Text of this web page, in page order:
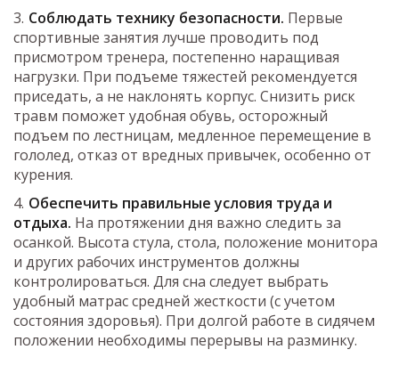
Соблюдать технику безопасности. Первые
спортивные занятия лучше проводить под
присмотром тренера, постепенно наращивая
нагрузки. При подъеме тяжестей рекомендуется
приседать, а не наклонять корпус. Снизить риск
травм поможет удобная обувь, осторожный
подъем по лестницам, медленное перемещение в
гололед, отказ от вредных привычек, особенно от
курения.
Обеспечить правильные условия труда и
отдыха. На протяжении дня важно следить за
осанкой. Высота стула, стола, положение монитора
и других рабочих инструментов должны
контролироваться. Для сна следует выбрать
удобный матрас средней жесткости (с учетом
состояния здоровья). При долгой работе в сидячем
положении необходимы перерывы на разминку.